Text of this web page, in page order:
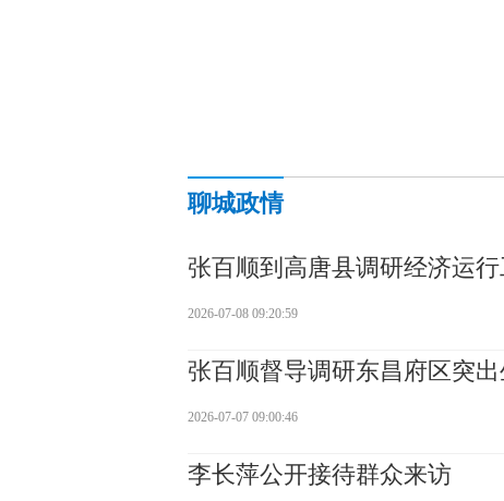
聊城政情
张百顺到高唐县调研经济运
2026-07-08 09:20:59
张百顺督导调研东昌府区突
2026-07-07 09:00:46
李长萍公开接待群众来访